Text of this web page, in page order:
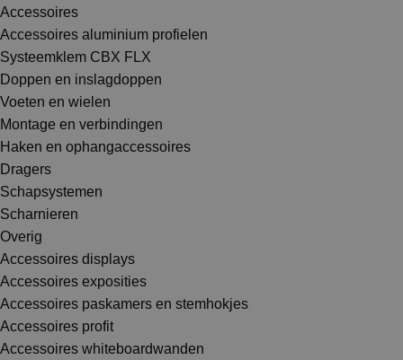
Accessoires
Accessoires aluminium profielen
Systeemklem CBX FLX
Doppen en inslagdoppen
Voeten en wielen
Montage en verbindingen
Haken en ophangaccessoires
Dragers
Schapsystemen
Scharnieren
Overig
Accessoires displays
Accessoires exposities
Accessoires paskamers en stemhokjes
Accessoires profit
Accessoires whiteboardwanden